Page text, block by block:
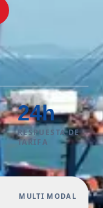
24h
RESPUESTA DE
TARIFA
MULTI MODAL